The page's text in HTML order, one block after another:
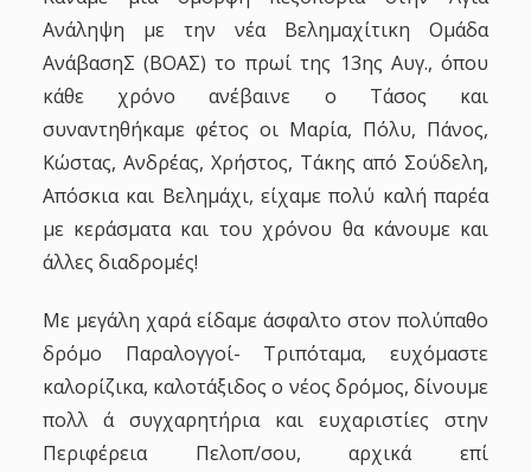
Ανάληψη με την νέα Βελημαχίτικη Ομάδα
ΑνάβασηΣ (ΒΟΑΣ) το πρωί της 13ης Αυγ., όπου
κάθε χρόνο ανέβαινε ο Τάσος και
συναντηθήκαμε φέτος οι Μαρία, Πόλυ, Πάνος,
Κώστας, Ανδρέας, Χρήστος, Τάκης από Σούδελη,
Απόσκια και Βελημάχι, είχαμε πολύ καλή παρέα
με κεράσματα και του χρόνου θα κάνουμε και
άλλες διαδρομές!
Με μεγάλη χαρά είδαμε άσφαλτο στον πολύπαθο
δρόμο Παραλογγοί- Τριπόταμα, ευχόμαστε
καλορίζικα, καλοτάξιδος ο νέος δρόμος, δίνουμε
πολλ ά συγχαρητήρια και ευχαριστίες στην
Περιφέρεια Πελοπ/σου, αρχικά επί